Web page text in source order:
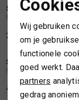
TASSEN
TOPS EN SHIRTS
TRUIEN
/2
SIR REDMAN
29,95
/2
SIR REDMAN
CUFFLINKS LOUIS
49,95
Analytische
Marketing
Wij gebruiken
om je
functionele
goed werkt.
partners
gedrag